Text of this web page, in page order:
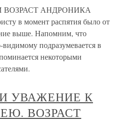
ВОЗРАСТ АНДРОНИКА
в момент распятия было от
выше. Напомним, что
видимому подразумевается в
некоторыми
УВАЖЕНИЕ К
ВОЗРАСТ